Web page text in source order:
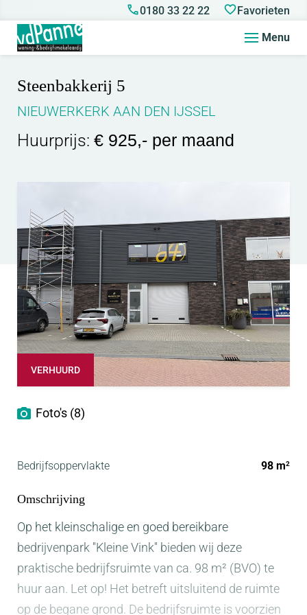
0180 33 22 22 Favorieten
Menu
Steenbakkerij 5
NIEUWERKERK AAN DEN IJSSEL
Huurprijs: € 925,- per maand
VERHUURD
Foto's (8)
Bedrijfsoppervlakte 98 m2
Omschrijving
Op het kleinschalige en goed bereikbare
bedrijvenpark ''Kleine Vink'' bieden wij deze
praktische bedrijfsruimte van ca. 98 m² (BVO) te
huur aan. Let op! Het betreft uitsluitend de ruimte
op de begane grond. De bedrijfsruimte is voorzien